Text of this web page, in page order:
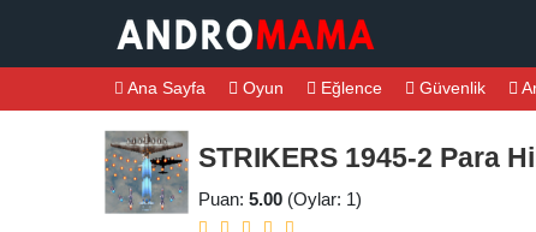
Ana Sayfa Oyun Eğlence Güvenlik
STRIKERS 1945-2 Para
Puan: 5.00 (Oylar: 1)